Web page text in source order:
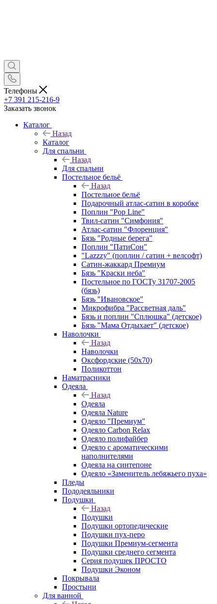
Телефоны
+7 391 215-216-9
Заказать звонок
Каталог
Назад
Каталог
Для спальни
Назад
Для спальни
Постельное бельё
Назад
Постельное бельё
Подарочный атлас-сатин в коробке
Поплин "Pop Line"
Твил-сатин "Симфония"
Атлас-сатин "Флоренция"
Бязь "Родные берега"
Поплин "ПатиСон"
"Lazzzy" (поплин / сатин + велсофт)
Сатин-жаккард Премиум
Бязь "Краски неба"
Постельное по ГОСТу 31707-2005
(бязь)
Бязь "Ивановское"
Микрофибра "Рассветная даль"
Бязь и поплин "Сплюшка" (детское)
Бязь "Мама Отдыхает" (детское)
Наволочки
Назад
Наволочки
Оксфордские (50х70)
Поликоттон
Наматрасники
Одеяла
Назад
Одеяла
Одеяла Nature
Одеяло "Премиум"
Одеяло Carbon Relax
Одеяло полифайбер
Одеяло с ароматическими
наполнителями
Одеяла на синтепоне
Одеяло «Заменитель лебяжьего пуха»
Пледы
Пододеяльники
Подушки
Назад
Подушки
Подушки ортопедические
Подушки пух-перо
Подушки Премиум-сегмента
Подушки среднего сегмента
Серия подушек ПРОСТО
Подушки Эконом
Покрывала
Простыни
Для ванной